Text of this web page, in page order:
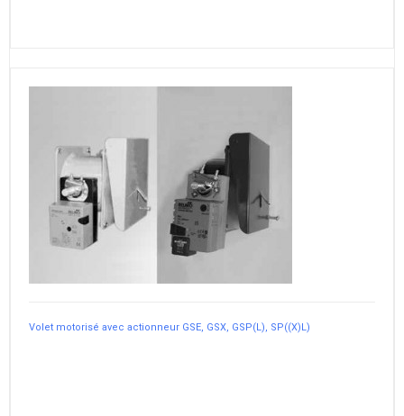
Volet motorisé avec actionneur GSE, GSX, GSP(L), SP((X)L)